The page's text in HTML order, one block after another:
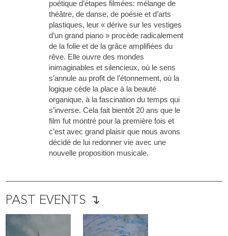
poétique d’étapes filmées: mélange de
théâtre, de danse, de poésie et d’arts
plastiques, leur « dérive sur les vestiges
d’un grand piano » procède radicalement
de la folie et de la grâce amplifiées du
rêve. Elle ouvre des mondes
inimaginables et silencieux, où le sens
s’annule au profit de l’étonnement, où la
logique cède la place à la beauté
organique, à la fascination du temps qui
s’inverse. Cela fait bientôt 20 ans que le
film fut montré pour la première fois et
c’est avec grand plaisir que nous avons
décidé de lui redonner vie avec une
nouvelle proposition musicale.
PAST EVENTS ↴
DANSER